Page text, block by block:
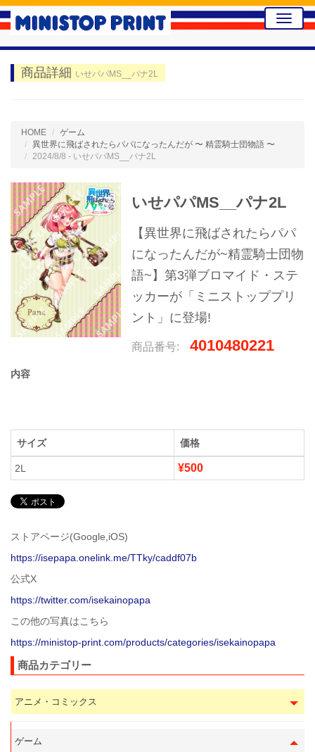
Toggle
商品詳細 いせパパMS__パナ2L
HOME
ゲーム
異世界に飛ばされたらパパになったんだが 〜 精霊騎士団物語 〜
2024/8/8 - いせパパMS__パナ2L
いせパパMS__パナ2L
【異世界に飛ばされたらパパ
になったんだが~精霊騎士団物
語~】第3弾ブロマイド・ステ
ッカーが「ミニストッププリ
ント」に登場!
商品番号: 4010480221
内容
サイズ 価格
2L ¥500
ストアページ(Google,iOS)
https://isepapa.onelink.me/TTky/caddf07b
公式X
https://twitter.com/isekainopapa
この他の写真はこちら
https://ministop-print.com/products/categories/isekainopapa
商品カテゴリー
アニメ・コミックス
ゲーム